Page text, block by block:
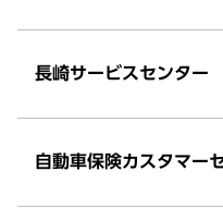
長崎サービスセンター
自動車保険カスタマー